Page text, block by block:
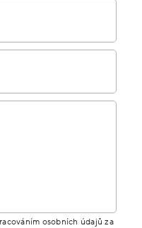
osobních údajů za